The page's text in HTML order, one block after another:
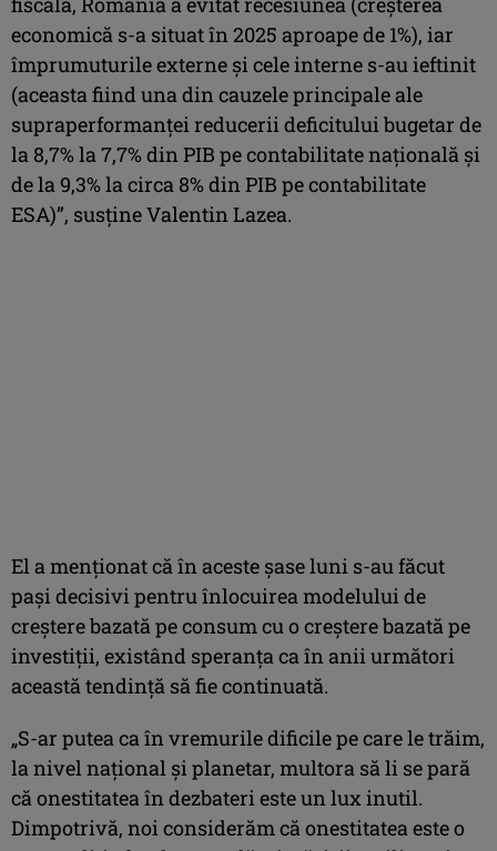
economică s-a situat în 2025 aproape de 1%), iar
împrumuturile externe şi cele interne s-au ieftinit
(aceasta fiind una din cauzele principale ale
supraperformanţei reducerii deficitului bugetar de
la 8,7% la 7,7% din PIB pe contabilitate naţională şi
de la 9,3% la circa 8% din PIB pe contabilitate
ESA)”, susţine Valentin Lazea.
El a menţionat că în aceste şase luni s-au făcut
paşi decisivi pentru înlocuirea modelului de
creştere bazată pe consum cu o creştere bazată pe
investiţii, existând speranţa ca în anii următori
această tendinţă să fie continuată.
„S-ar putea ca în vremurile dificile pe care le trăim,
la nivel naţional şi planetar, multora să li se pară
că onestitatea în dezbateri este un lux inutil.
Dimpotrivă, noi considerăm că onestitatea este o